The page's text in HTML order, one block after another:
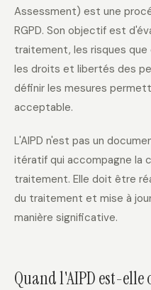
Assessment) est une
RGPD. Son objectif est
traitement, les risques
les droits et libertés des
définir les mesures
acceptable.
L'AIPD n'est pas un
itératif qui accompagne la
traitement. Elle doit être
du traitement et mise à
manière significative.
Quand l'AIPD est-elle